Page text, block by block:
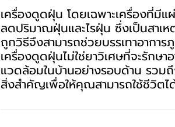
เครื่องดูดฝุ่น โดยเฉพาะเครื่องที่มีแ
ลดปริมาณฝุ่นและไรฝุ่น ซึ่งเป็นสาเ
ถูกวิธีจึงสามารถช่วยบรรเทาอาการ
เครื่องดูดฝุ่นไม่ใช่ยาวิเศษที่จะรักษ
แวดล้อมในบ้านอย่างรอบด้าน รว
สิ่งสำคัญเพื่อให้คุณสามารถใช้ชีวิตไ